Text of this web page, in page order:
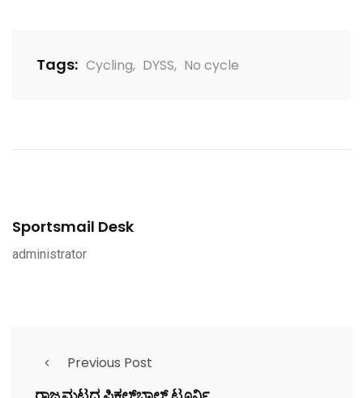
Tags: Cycling, DYSS, No cycle
Sportsmail Desk
administrator
Previous Post